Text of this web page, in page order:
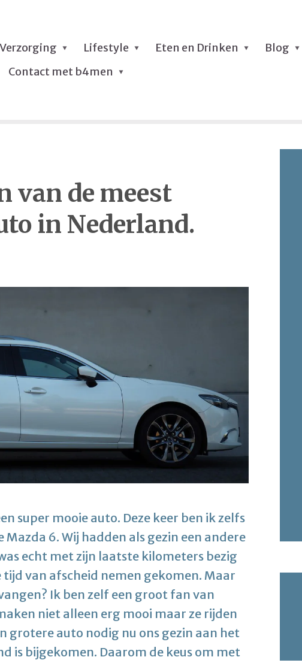
Verzorging Lifestyle Eten en Drinken Blog
Contact met b4men
van de meest
in Nederland.
super mooie auto. Deze keer ben ik zelfs
Mazda 6. Wij hadden als gezin een andere
echt met zijn laatste kilometers bezig
van afscheid nemen gekomen. Maar
Ik ben zelf een groot fan van
niet alleen erg mooi maar ze rijden
grotere auto nodig nu ons gezin aan het
is bijgekomen. Daarom de keus om met